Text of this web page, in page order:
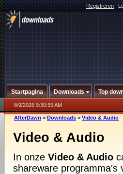
Registreren|
Startpagina Downloads Top
8/9/2026 9:30:55 AM
AfterDawn > Downloads > Video & Audio
Video & Audio
In onze Video & Audio
shareware programma's